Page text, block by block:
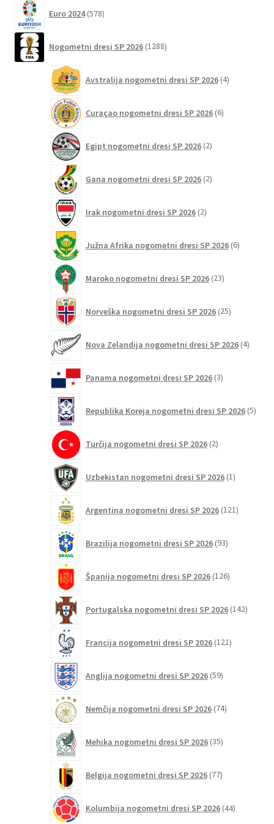
Euro 2024 578izdelkov
Nogometni dresi SP 2026 1288izdelkov
Avstralija nogometni dresi SP 2026 4izdelki
Curaçao nogometni dresi SP 2026 6izdelkov
Egipt nogometni dresi SP 2026 2izdelka
Gana nogometni dresi SP 2026 2izdelka
Irak nogometni dresi SP 2026 2izdelka
Južna Afrika nogometni dresi SP 2026 6izdelkov
Maroko nogometni dresi SP 2026 23izdelkov
Norveška nogometni dresi SP 2026 25izdelkov
Nova Zelandija nogometni dresi SP 2026 4izdelki
Panama nogometni dresi SP 2026 3izdelki
Republika Koreja nogometni dresi SP 2026 5
Turčija nogometni dresi SP 2026 2izdelka
Uzbekistan nogometni dresi SP 2026 1izdelek
Argentina nogometni dresi SP 2026 121izdelkov
Brazilija nogometni dresi SP 2026 93izdelkov
Španija nogometni dresi SP 2026 126izdelkov
Portugalska nogometni dresi SP 2026 142
Francija nogometni dresi SP 2026 121izdelkov
Anglija nogometni dresi SP 2026 59izdelkov
Nemčija nogometni dresi SP 2026 74izdelkov
Mehika nogometni dresi SP 2026 35izdelkov
Belgija nogometni dresi SP 2026 77izdelkov
Kolumbija nogometni dresi SP 2026 44izdelkov